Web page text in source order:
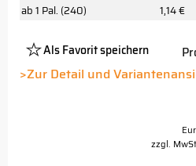
ab 1 Pal. (240)
1,14 €
Als Favorit speichern
Button
>Zur Detail und
zzgl.